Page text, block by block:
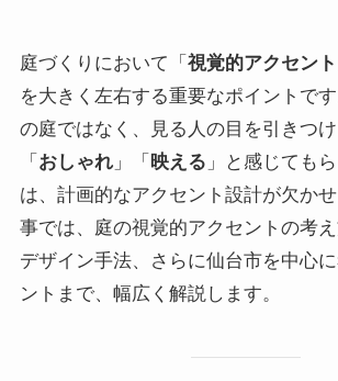
庭づくりにおいて「 視覚的アクセント
を大きく左右する重要なポイントで
の庭ではなく、見る人の目を引きつ
「 おしゃれ」「 映える 」と感じても
は、計画的なアクセント設計が欠か
事では、庭の視覚的アクセントの考
デザイン手法、さらに仙台市を中心
ントまで、幅広く解説します。